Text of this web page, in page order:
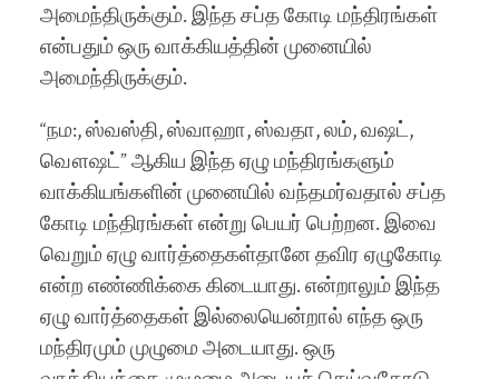
அமைந்திருக்கும். இந்த சப்த கோடி மந்திரங்கள்
என்பதும் ஒரு வாக்கியத்தின் முனையில்
அமைந்திருக்கும்.
“நம:, ஸ்வஸ்தி, ஸ்வாஹா, ஸ்வதா, லம், வஷட்,
வௌஷட்” ஆகிய இந்த ஏழு மந்திரங்களும்
வாக்கியங்களின் முனையில் வந்தமர்வதால் சப்த
கோடி மந்திரங்கள் என்று பெயர் பெற்றன. இவை
வெறும் ஏழு வார்த்தைகள்தானே தவிர ஏழுகோடி
என்ற எண்ணிக்கை கிடையாது. என்றாலும் இந்த
ஏழு வார்த்தைகள் இல்லையென்றால் எந்த ஒரு
மந்திரமும் முழுமை அடையாது. ஒரு